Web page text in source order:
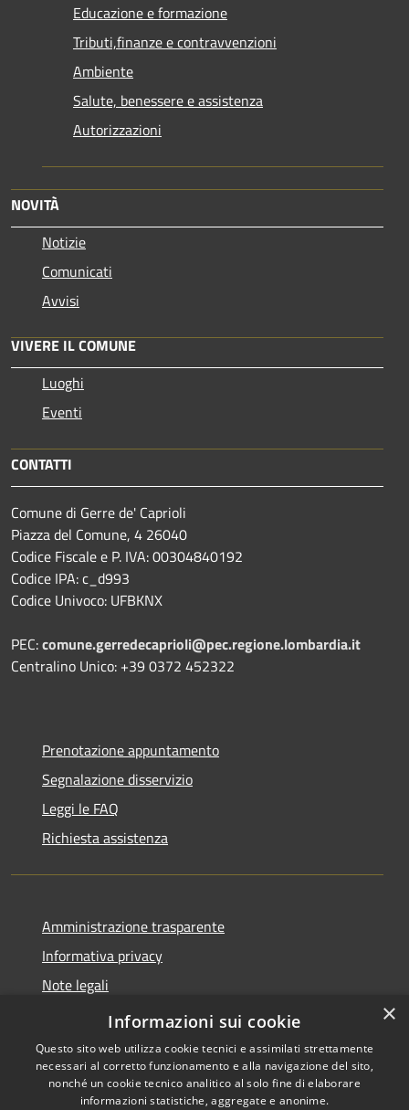
Educazione e formazione
Tributi,finanze e contravvenzioni
Ambiente
Salute, benessere e assistenza
Autorizzazioni
NOVITÀ
Notizie
Comunicati
Avvisi
VIVERE IL COMUNE
Luoghi
Eventi
CONTATTI
Comune di Gerre de' Caprioli
Piazza del Comune, 4 26040
Codice Fiscale e P. IVA: 00304840192
Codice IPA: c_d993
Codice Univoco: UFBKNX
PEC:comune.gerredecaprioli@pec.regione.lombardia.it
Centralino Unico: +39 0372 452322
Prenotazione appuntamento
Segnalazione disservizio
Leggi le FAQ
Richiesta assistenza
Amministrazione trasparente
Informativa privacy
Note legali
Dichiarazione di accessibilità
Copyright © 2026 • Comune di
×
Informazioni sui cookie
Questo sito web utilizza cookie tecnici e assimilati strettamente
necessari al corretto funzionamento e alla navigazione del sito,
nonché un cookie tecnico analitico al solo fine di elaborare
informazioni statistiche, aggregate e anonime.